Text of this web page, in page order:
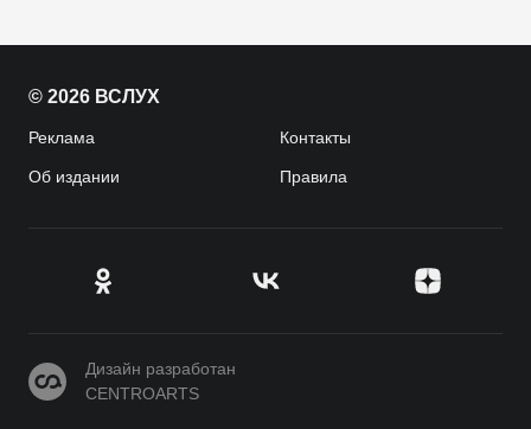
© 2026 ВСЛУХ
Реклама Контакты
Об издании Правила
CENTROARTS